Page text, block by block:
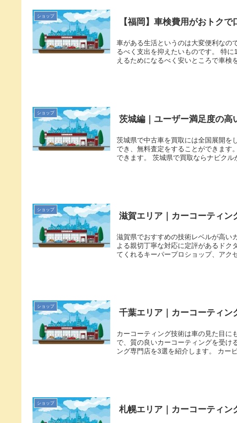
ショップ
【福岡】車検費用がおトク
車がある生活というのは大変便利なの
るべく支出を抑えたいものです。 特
えるためになるべく安いところで車検
ショップ
茨城編｜ユーザー満足度の高
茨城県で中古車を買取には全国展開を
でき、無料査定をすることができます
できます。 茨城県で買取ならナビクル
ショップ
滋賀エリア｜カーコーティン
滋賀県でおすすめの技術レベルが高い
よる親切丁寧な対応に定評があるドク
てくれるキーパープロショップ、アク
ショップ
千葉エリア｜カーコーティン
カーコーティング技術は車の見た目に
で、質の良いカーコーティングを受け
ング専門店を3選を紹介します。 カー
ショップ
札幌エリア｜カーコーティン